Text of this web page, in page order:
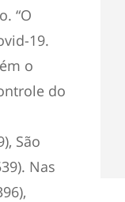
“O
19.
o
do
São
Nas